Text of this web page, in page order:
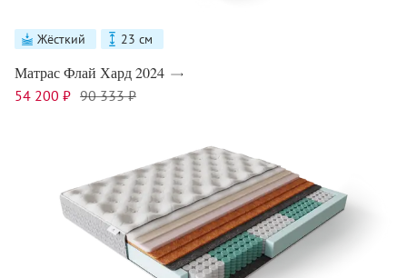
Жёсткий 23 см
Матрас Флай Хард 2024
54 200 ₽ 90 333 ₽